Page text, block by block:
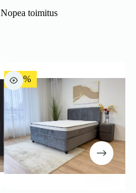
Nopea toimitus
-10%